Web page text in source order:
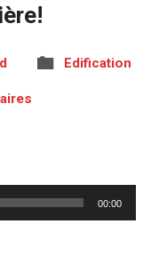
Edification
00:00